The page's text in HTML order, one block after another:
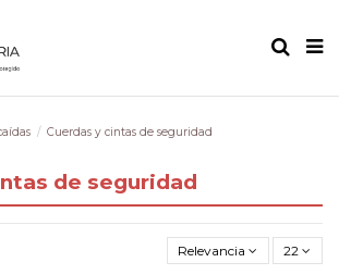
Cuerdas y cintas de seguridad
de seguridad
Relevancia 22